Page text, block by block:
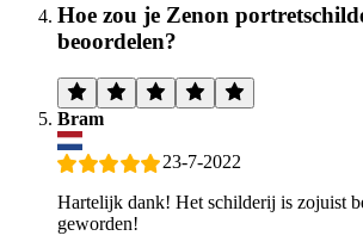
Hoe zou je Zenon
beoordelen?
Bram
23-7-2022
Hartelijk dank! Het schilderij is zojuist
geworden!